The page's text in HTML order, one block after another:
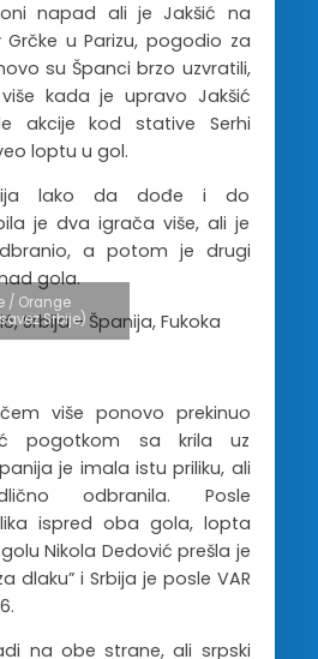
napad ali je Jakšić na
u Parizu, pogodio za
su Španci brzo uzvratili,
kada je upravo Jakšić
akcije kod stative Serhi
loptu u gol.
lako da dođe i do
je dva igrača više, ali je
a potom je drugi
gola.
/ Orange
Srbije)
više ponovo prekinuo
pogotkom sa krila uz
je imala istu priliku, ali
odbranila. Posle
ispred oba gola, lopta
Nikola Dedović prešla je
dlaku” i Srbija je posle VAR
na obe strane, ali srpski